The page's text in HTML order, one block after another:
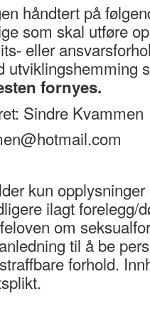
håndtert på
som skal utføre
eller
utviklingshemming
fornyes.
Sindre Kvammen
kun
ilagt forelegg/
om
til å be
forhold.